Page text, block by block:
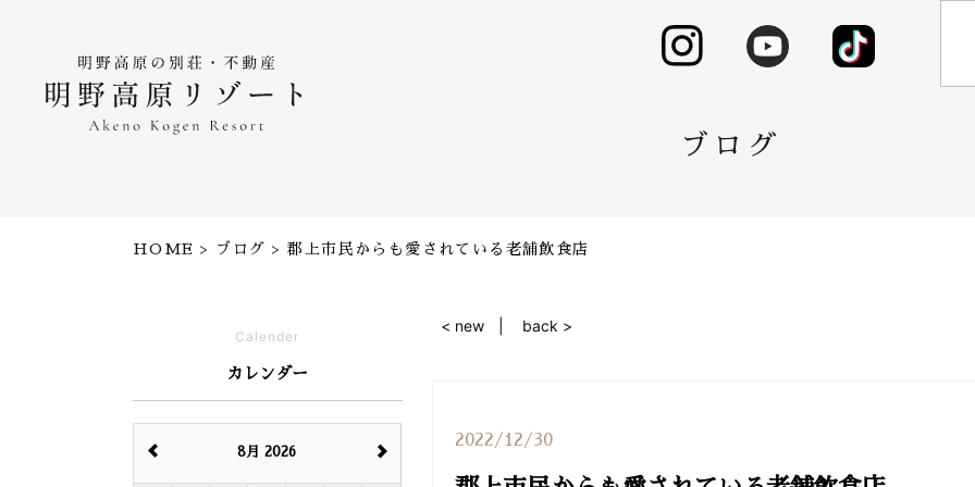
ブログ
HOME ブログ 郡上市民からも愛されている老舗飲食店
< new back >
2022/12/30
Calender
カレンダー
8月 2026